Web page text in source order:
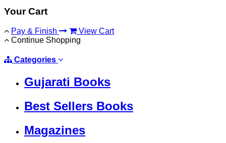
Your Cart
Pay & Finish
View Cart
Continue Shopping
Categories
Gujarati Books
Best Sellers Books
Magazines